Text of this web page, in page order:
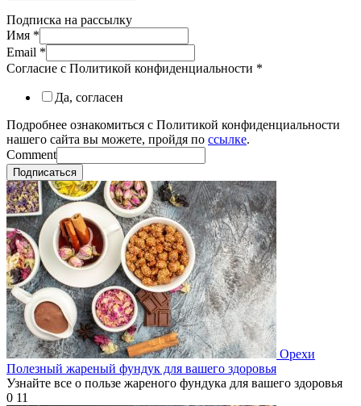
Подписка на рассылку
Имя *
Email *
Согласие с Политикой конфиденциальности *
Да, согласен
Подробнее ознакомиться с Политикой конфиденциальности
нашего сайта вы можете, пройдя по ссылке.
Comment
Подписаться
Орехи
Полезный жареный фундук для вашего здоровья
Узнайте все о пользе жареного фундука для вашего здоровья
0 11